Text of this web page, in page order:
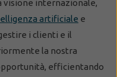
visione internazionale,
artificiale e
i clienti e il
la nostra
efficientando